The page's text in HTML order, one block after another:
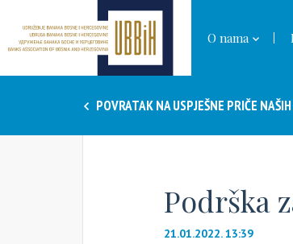
O nama
POVRATAK NA USPJEŠNE PRIČE
Podrška
21.01.2022. 13:39